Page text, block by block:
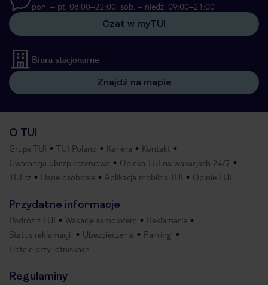
pon. – pt. 08:00–22:00, sob. – niedz. 09:00–21:00
Czat w myTUI
Biura stacjonarne
Znajdź na mapie
O TUI
Grupa TUI TUI Poland Kariera
Kontakt
Gwarancja ubezpieczeniowa
Opieka TUI na wakacjach 24/7
TUI.cz
Dane osobowe Aplikacja mobilna TUI Opinie TUI
Przydatne informacje
Podróż z TUI Wakacje samolotem
Reklamacje
Status reklamacji
Ubezpieczenia
Parkingi
Hotele przy lotniskach
Regulaminy